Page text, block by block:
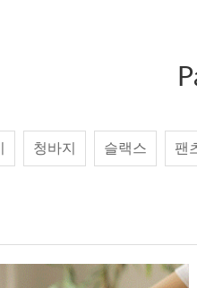
청바지 슬랙스 팬